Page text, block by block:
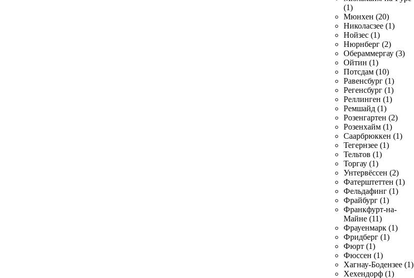
(1)
Мюнхен (20)
Николасзее (1)
Нойзес (1)
Нюрнберг (2)
Обераммергау (3)
Ойтин (1)
Потсдам (10)
Равенсбург (1)
Регенсбург (1)
Реллинген (1)
Ремшайд (1)
Розенгартен (2)
Розенхайм (1)
Саарбрюккен (1)
Тегернзее (1)
Тельтов (1)
Торгау (1)
Унтервёссен (2)
Фатерштеттен (1)
Фельдафинг (1)
Фрайбург (1)
Франкфурт-на-
Майне (11)
Фрауенмарк (1)
Фридберг (1)
Фюрт (1)
Фюссен (1)
Хагнау-Бодензее (1)
Хехендорф (1)